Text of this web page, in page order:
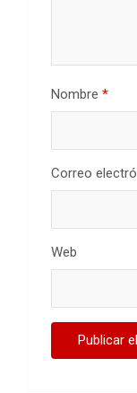
Nombre *
Correo
Web